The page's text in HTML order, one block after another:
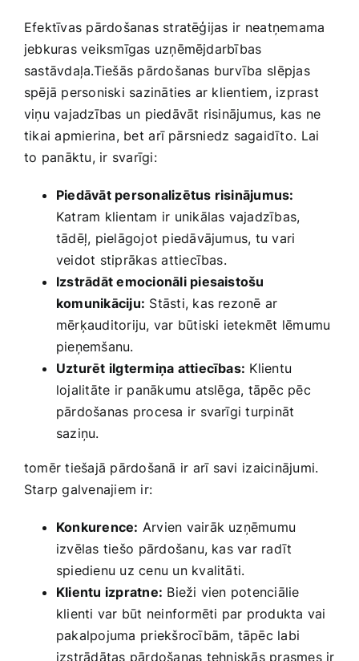
Efektīvas pārdošanas stratēģijas ⁣ir neatņemama
jebkuras ‍veiksmīgas uzņēmējdarbības
‌sastāvdaļa.Tiešās pārdošanas burvība⁣ slēpjas
spējā personiski‌ sazināties ar klientiem, izprast
viņu vajadzības un piedāvāt risinājumus, kas ne
tikai apmierina, bet ⁢arī pārsniedz sagaidīto.⁢ Lai
to⁤ panāktu, ir svarīgi:
Piedāvāt personalizētus risinājumus:
Katram klientam ir‌ unikālas vajadzības,
tādēļ, pielāgojot piedāvājumus, ‌tu vari
veidot stiprākas ⁢attiecības.
Izstrādāt emocionāli‍ piesaistošu
komunikāciju: Stāsti,‍ kas rezonē ar
mērķauditoriju, var būtiski ietekmēt‌ lēmumu
pieņemšanu.
Uzturēt ilgtermiņa attiecības: Klientu
lojalitāte‌ ir panākumu‌ atslēga, tāpēc pēc
pārdošanas⁣ procesa ir svarīgi turpināt
saziņu.
tomēr tiešajā pārdošanā ir⁣ arī savi ⁢izaicinājumi.
‍Starp galvenajiem ir:
Konkurence: Arvien vairāk uzņēmumu
izvēlas tiešo⁢ pārdošanu, kas var‍ radīt
spiedienu uz cenu un kvalitāti.
Klientu izpratne: Bieži vien potenciālie
klienti var būt neinformēti par produkta vai
pakalpojuma ⁣priekšrocībām, tāpēc labi
izstrādātas pārdošanas ⁢tehniskās ​prasmes ir